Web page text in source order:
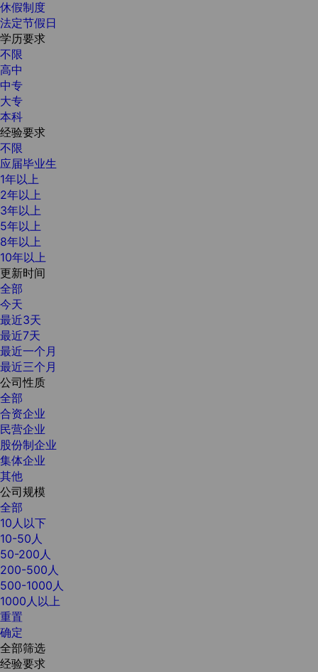
休假制度
法定节假日
学历要求
不限
高中
中专
大专
本科
经验要求
不限
应届毕业生
1年以上
2年以上
3年以上
5年以上
8年以上
10年以上
更新时间
全部
今天
最近3天
最近7天
最近一个月
最近三个月
公司性质
全部
合资企业
民营企业
股份制企业
集体企业
其他
公司规模
全部
10人以下
10-50人
50-200人
200-500人
500-1000人
1000人以上
重置
确定
全部筛选
经验要求